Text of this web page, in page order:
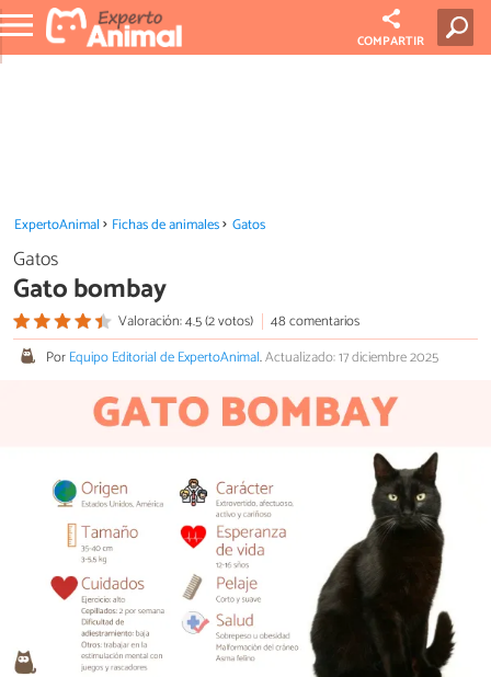
COMPARTIR
ExpertoAnimal Fichas de animales Gatos
Gatos
Gato bombay
Valoración: 4.5 (2 votos)
48 comentarios
PorEquipo Editorial de ExpertoAnimal.Actualizado: 17 diciembre 2025